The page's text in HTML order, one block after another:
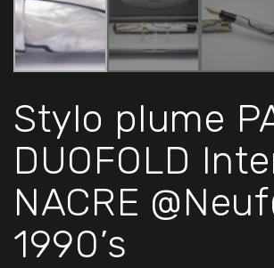
Stylo plume
DUOFOLD
NACRE
1990’s